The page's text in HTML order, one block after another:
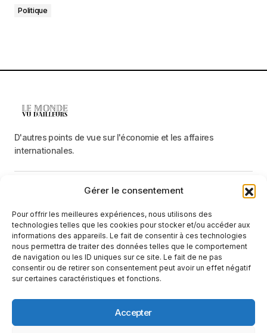
Gérer le consentement
Pour offrir les meilleures expériences, nous utilisons des
technologies telles que les cookies pour stocker et/ou accéder aux
informations des appareils. Le fait de consentir à ces technologies
nous permettra de traiter des données telles que le comportement
de navigation ou les ID uniques sur ce site. Le fait de ne pas
consentir ou de retirer son consentement peut avoir un effet négatif
sur certaines caractéristiques et fonctions.
Accepter
Politique
D'autres points de vue sur l'économie et les affaires
internationales.
Catégories
Recevez une information neutre et factuelle
E-mail
En cliquant sur le bouton « S'abonner », vous confirmez que vous
avez lu et que vous acceptez notrepolitique de confidentialité
conditions d'utilisation.